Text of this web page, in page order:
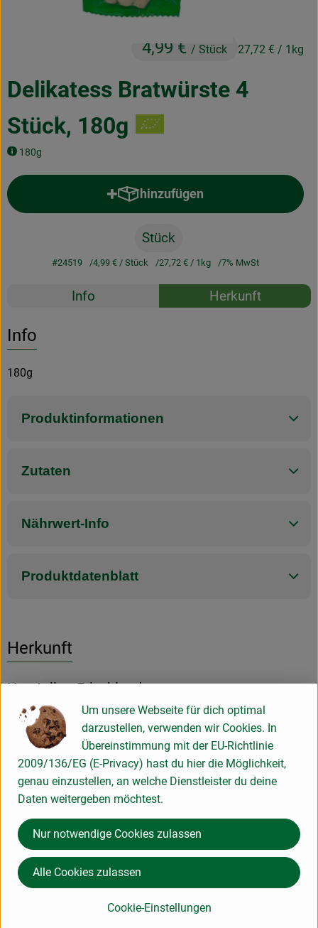
Lieferservice
Geschäftskunden
Delikatess Bratwürste 4
Stück, 180g
180g
4,99 € / Stück 27,72 € / 1kg
hinzufügen
Produkt zum Warenkorb
Stück
#24519 4,99 € / Stück 27,72 € / 1kg 7% MwSt
Rezepte
Info Herkunft
Info
180g
Produktinformationen
Zutaten
Nährwert-Info
Produktdatenblatt
Herkunft
Hersteller: Frischland
Deutschland
Ökoland GmbH Nord
D 31515 Wunstorf
www.oekoland.de
(Daten von Ecoinform)
Um unsere Webseite für dich optimal
darzustellen, verwenden wir Cookies. In
Übereinstimmung mit der EU-Richtlinie
2009/136/EG (E-Privacy) hast du hier die Möglichkeit,
genau einzustellen, an welche Dienstleister du deine
Daten weitergeben möchtest.
Cookie-Einstellungen
Nur notwendige Cookies zulassen
Alle Cookies zulassen